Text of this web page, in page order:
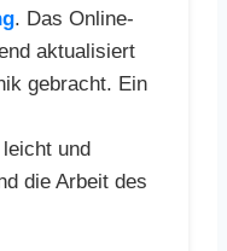
. Das Online-
aktualisiert
gebracht. Ein
und
die Arbeit des